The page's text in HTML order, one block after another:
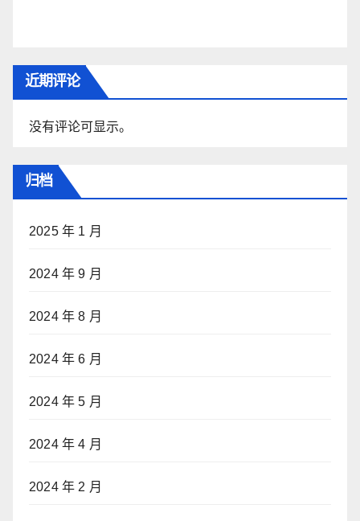
近期评论
没有评论可显示。
归档
2025 年 1 月
2024 年 9 月
2024 年 8 月
2024 年 6 月
2024 年 5 月
2024 年 4 月
2024 年 2 月